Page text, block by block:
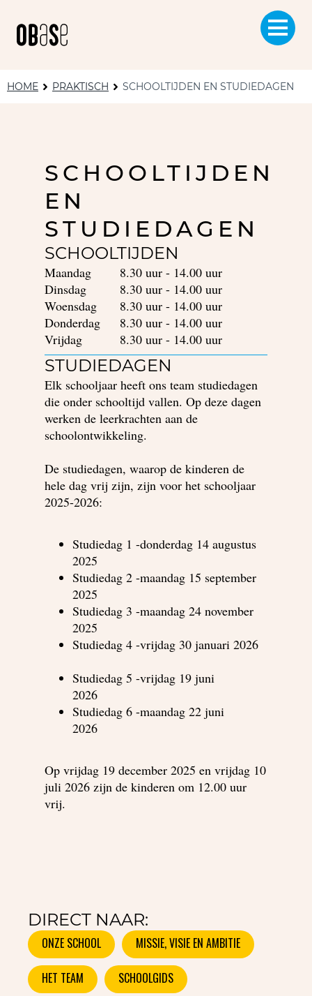
HOME PRAKTISCH SCHOOLTIJDEN EN STUDIEDAGEN
SCHOOLTIJDEN
EN
STUDIEDAGEN
SCHOOLTIJDEN
Maandag
8.30 uur - 14.00 uur
Dinsdag
8.30 uur - 14.00 uur
Woensdag
8.30 uur - 14.00 uur
Donderdag 8.30 uur - 14.00 uur
Vrijdag
8.30 uur - 14.00 uur
STUDIEDAGEN
Elk schooljaar heeft ons team studiedagen
die onder schooltijd vallen. Op deze dagen
werken de leerkrachten aan de
schoolontwikkeling.
De studiedagen, waarop de kinderen de
hele dag vrij zijn, zijn voor het schooljaar
2025-2026:
Studiedag 1 -donderdag 14 augustus
2025
Studiedag 2 -maandag 15 september
2025
Studiedag 3 -maandag 24 november
2025
Studiedag 4 -vrijdag 30 januari 2026
Studiedag 5 -vrijdag 19 juni
2026
Studiedag 6 -maandag 22 juni
2026
Op vrijdag 19 december 2025 en vrijdag 10
juli 2026 zijn de kinderen om 12.00 uur
vrij.
DIRECT NAAR:
ONZE SCHOOL MISSIE, VISIE EN AMBITIE
HET TEAM SCHOOLGIDS